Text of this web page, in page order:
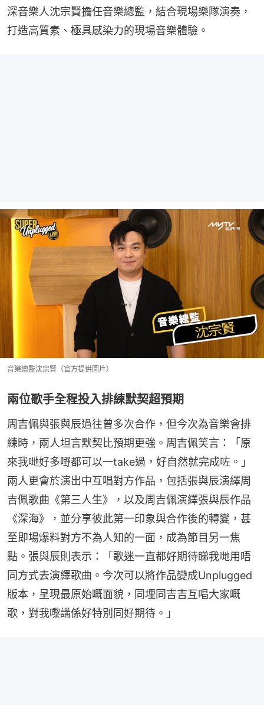
深音樂人沈宗賢擔任音樂總監，結合現場樂隊演奏，
打造高質素、極具感染力的現場音樂體驗。
音樂總監沈宗賢（官方提供圖片）
兩位歌手全程投入排練默契超預期
周吉佩與張與辰過往曾多次合作，但今次為音樂會排
練時，兩人坦言默契比預期更強。周吉佩笑言：「原
來我哋好多嘢都可以一take過，好自然就完成咗。」
兩人更會於演出中互唱對方作品，包括張與辰演繹周
吉佩歌曲《第三人生》，以及周吉佩演繹張與辰作品
《深海》，並分享彼此第一印象與合作後的轉變，甚
至即場爆料對方不為人知的一面，成為節目另一焦
點。張與辰則表示：「歌迷一直都好期待睇我哋用唔
同方式去演繹歌曲。今次可以將作品變成Unplugged
版本，呈現最原始嘅面貌，同埋同吉吉互唱大家嘅
歌，對我嚟講係好特別同好期待。」